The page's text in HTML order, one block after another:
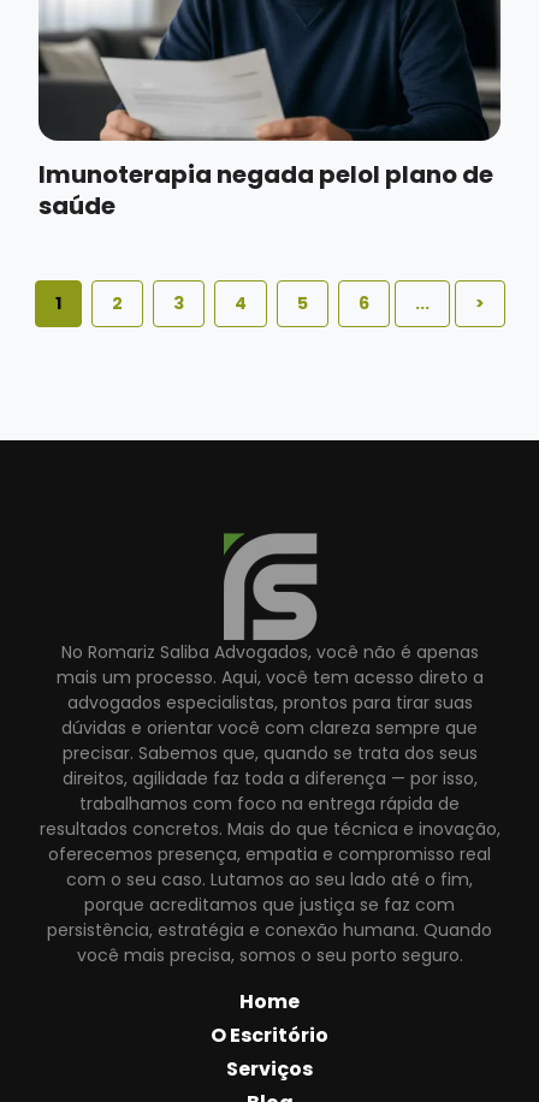
Imunoterapia negada pelol plano de
saúde
1 2 3 4 5 6 ... >
No Romariz Saliba Advogados, você não é apenas
mais um processo. Aqui, você tem acesso direto a
advogados especialistas, prontos para tirar suas
dúvidas e orientar você com clareza sempre que
precisar. Sabemos que, quando se trata dos seus
direitos, agilidade faz toda a diferença — por isso,
trabalhamos com foco na entrega rápida de
resultados concretos. Mais do que técnica e inovação,
oferecemos presença, empatia e compromisso real
com o seu caso. Lutamos ao seu lado até o fim,
porque acreditamos que justiça se faz com
persistência, estratégia e conexão humana. Quando
você mais precisa, somos o seu porto seguro.
Home
O Escritório
Serviços